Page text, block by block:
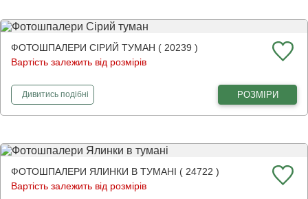
ФОТОШПАЛЕРИ СІРИЙ ТУМАН ( 20239 )
Вартість залежить від розмірів
Дивитисьфотошпалери
подібні РОЗМІРИ
ФОТОШПАЛЕРИ ЯЛИНКИ В ТУМАНІ ( 24722 )
Вартість залежить від розмірів